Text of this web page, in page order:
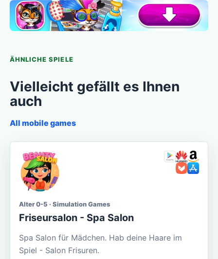
ÄHNLICHE SPIELE
Vielleicht gefällt es Ihnen
auch
All mobile games
Alter 0-5 · Simulation Games
Friseursalon - Spa Salon
Spa Salon für Mädchen. Hab deine Haare im
Spiel - Salon Frisuren.